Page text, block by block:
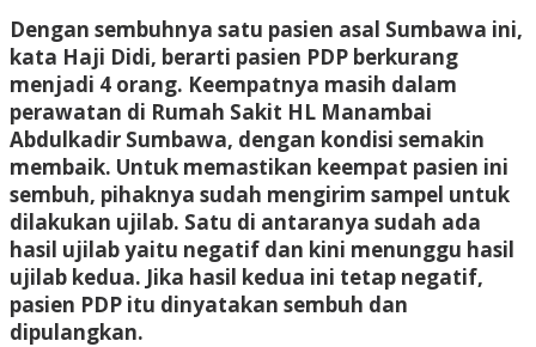
Dengan sembuhnya satu pasien asal Sumbawa ini,
kata Haji Didi, berarti pasien PDP berkurang
menjadi 4 orang. Keempatnya masih dalam
perawatan di Rumah Sakit HL Manambai
Abdulkadir Sumbawa, dengan kondisi semakin
membaik. Untuk memastikan keempat pasien ini
sembuh, pihaknya sudah mengirim sampel untuk
dilakukan ujilab. Satu di antaranya sudah ada
hasil ujilab yaitu negatif dan kini menunggu hasil
ujilab kedua. Jika hasil kedua ini tetap negatif,
pasien PDP itu dinyatakan sembuh dan
dipulangkan.